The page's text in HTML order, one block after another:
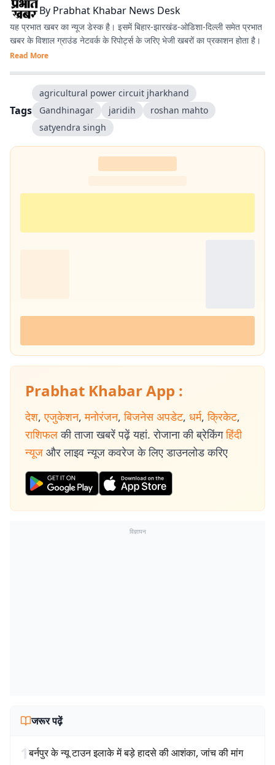
By Prabhat Khabar News Desk
यह प्रभात खबर का न्यूज डेस्क है। इसमें बिहार-झारखंड-ओडिशा-दिल्‍ली समेत प्रभात
खबर के विशाल ग्राउंड नेटवर्क के रिपोर्ट्स के जरिए भेजी खबरों का प्रकाशन होता है।
Read More
Tags
agricultural power circuit jharkhand
Gandhinagar
jaridih
roshan mahto
satyendra singh
Prabhat Khabar App :
देश, एजुकेशन, मनोरंजन, बिजनेस अपडेट, धर्म, क्रिकेट,
राशिफल की ताजा खबरें पढ़ें यहां. रोजाना की ब्रेकिंग हिंदी
न्यूज और लाइव न्यूज कवरेज के लिए डाउनलोड करिए
विज्ञापन
जरूर पढ़ें
1बर्नपुर के न्यू टाउन इलाके में बड़े हादसे की आशंका, जांच की मांग